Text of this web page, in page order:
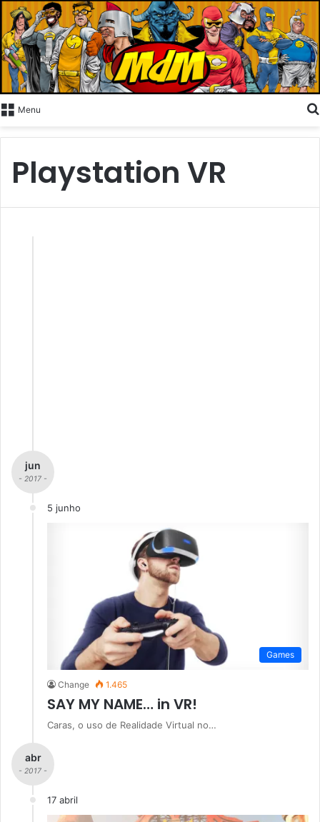
Menu
Playstation VR
jun
- 2017 -
5 junho
Games
Change 1.465
SAY MY NAME… in VR!
Caras, o uso de Realidade Virtual no…
abr
- 2017 -
17 abril